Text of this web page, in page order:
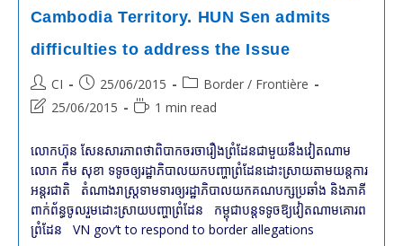
Proposé
À
Sen
L’Article
De
Constitution
Du
Cambodge
?
Cambodia Territory. HUN Sen admits
difficulties to address the Issue
Post
author:
CI
Post
published:
25/06/2015
Post
category:
Border / Frontière
Post
modified:
25/06/2015
Reading1 min read
លោក​ហ៊ុន សែន​សារ​ភាពថា​ពិបាក​ចរចា​រឿង​ព្រំដែន​ជាមួយ​នឹង​វៀតណាម
លោក កឹម សុខា ទទូច​ឲ្យ​រដ្ឋាភិបាល​យក​បញ្ហា​ព្រំដែន​ដោះស្រាយ​តាម​យន្តការ​
អន្តរជាតិ តំណាងរាស្រ្ត​ទាម​ទារឲ្យ​​​រដ្ឋាភិបាល​យក​គណបក្ស​ប្រឆាំង និងភាគី
ពាក់ព័ន្ធ​ចូល​រួម​ដោះស្រាយ​បញ្ហាព្រំដែន​ កម្ពុជា​បន្ត​ទទូច​ឱ្យ​វៀតណាម​គោរព​
ព្រំដែន VN gov’t to respond to border allegations